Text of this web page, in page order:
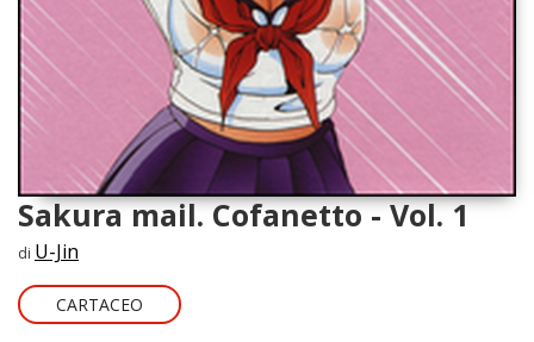
Sakura mail. Cofanetto - Vol. 1
di U-Jin
CARTACEO